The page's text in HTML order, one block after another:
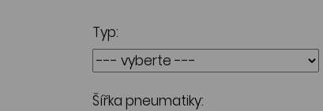
Typ:
Šířka pneumatiky: